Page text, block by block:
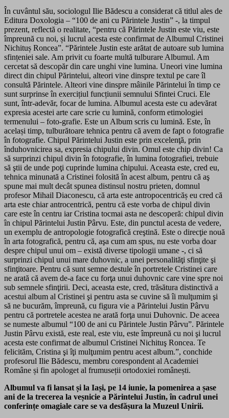
În cuvântul său, sociologul Ilie Bădescu a considerat că titlul ales de
Editura Doxologia – “100 de ani cu Părintele Justin” -, la timpul
prezent, reflectă o realitate, “pentru că Părintele Justin este viu, este
împreună cu noi, și lucrul acesta este confirmat de Albumul Cristinei
Nichituș Roncea”. “Părintele Justin este arătat de autoare sub lumina
sfințeniei sale. Am privit cu foarte multă tulburare Albumul. Am
cercetat să descopăr din care unghi vine lumina. Uneori vine lumina
direct din chipul Părintelui, alteori vine dinspre textul pe care îl
consultă Părintele. Alteori vine dinspre mâinile Părintelui în timp ce
sunt surprinse în exercițiul funcțiunii semnului Sfintei Cruci. Ele
sunt, într-adevăr, focar de lumina. Albumul acesta este cu adevărat
expresia acestei arte care scrie cu lumină, conform etimologiei
termenului – foto-grafie. Este un Album scris cu lumină. Este, în
același timp, tulburătoare tehnica pentru că avem de fapt o fotografie
în fotografie. Chipul Părintelui Justin este prin excelenţă, prin
înduhovnicirea sa, expresia chipului divin. Omul este chip divin! Ca
să surprinzi chipul divin în fotografie, în lumina fotografiei, trebuie
să ştii de unde poţi cuprinde lumina chipului. Aceasta este, cred eu,
tehnica minunată a Cristinei folosită în acest album, pentru că aş
spune mai mult decât spunea distinsul nostru prieten, domnul
profesor Mihail Diaconescu, că arta este antropocentricăș eu cred că
arta este chiar antrocentrică, pentru că este vorba de chipul divin
care este în centru iar Cristina tocmai asta ne descoperă: chipul divin
în chipul Părintelui Justin Pârvu. Este, din punctul acesta de vedere,
un exemplu de antropologie fotografică creştină. Este o direcţie nouă
în arta fotografică, pentru că, aşa cum am spus, nu este vorba doar
despre chipul unui om – există diverse tipologii umane -, ci să
surprinzi chipul unui mare duhovnic, a unei personalităţi sfinţite şi
sfinţitoare. Pentru că sunt semne destule în portretele Cristinei care
ne arată că avem de-a face cu forţa unui duhovnic care vine spre noi
sub semnele sfinţirii. Deci, aceasta este, cred, trăsătura distinctivă a
acestui album al Cristinei şi pentru asta se cuvine să îi mulţumim şi
să ne bucurăm, împreună, cu figura vie a Părintelui Justin Pârvu
pentru că portretele acestea ne arată forţa unui Duhovnic. De aceea
se numeste albumul “100 de ani cu Părintele Justin Pârvu”. Părintele
Justin Pârvu există, este real, este viu, este împreună cu noi şi lucrul
acesta este confirmat de albumul Cristinei Nichituş Roncea. Te
felicităm, Cristina şi îţi mulţumim pentru acest album.”, conchide
profesorul Ilie Bădescu, membru corespondent al Academiei
Române și fin apologet al frumuseții ortodoxiei românești.
Albumul va fi lansat și la Iași, pe 14 iunie, la pomenirea a șase
ani de la trecerea la veșnicie a Părintelui Justin, în cadrul unei
conferințe omagiale care se va desfășura la Muzeul Unirii.